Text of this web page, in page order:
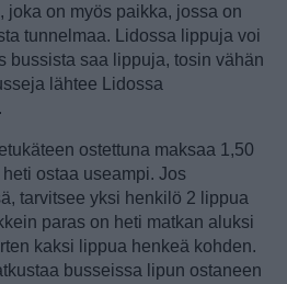
joka on myös paikka, jossa on
tunnelmaa. Lidossa lippuja voi
bussista saa lippuja, tosin vähän
lähtee Lidossa
ostettuna maksaa 1,50
ostaa useampi. Jos
tarvitsee yksi henkilö 2 lippua
paras on heti matkan aluksi
kaksi lippua henkeä kohden.
busseissa lipun ostaneen